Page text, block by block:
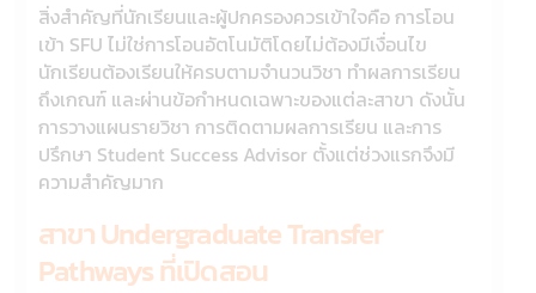
สิ่งสำคัญที่นักเรียนและผู้ปกครองควรเข้าใจคือ การโอน
เข้า SFU ไม่ใช่การโอนอัตโนมัติโดยไม่ต้องมีเงื่อนไข
นักเรียนต้องเรียนให้ครบตามจำนวนวิชา ทำผลการเรียน
ถึงเกณฑ์ และผ่านข้อกำหนดเฉพาะของแต่ละสาขา ดังนั้น
การวางแผนรายวิชา การติดตามผลการเรียน และการ
ปรึกษา Student Success Advisor ตั้งแต่ช่วงแรกจึงมี
ความสำคัญมาก
สาขา Undergraduate Transfer
Pathways ที่เปิดสอน